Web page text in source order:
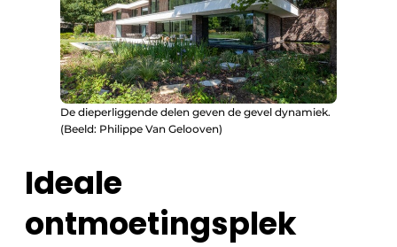
De dieperliggende delen geven de gevel dynamiek.
(Beeld: Philippe Van Gelooven)
Ideale
ontmoetingsplek